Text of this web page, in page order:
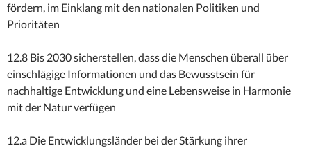
fördern, im Einklang mit den nationalen Politiken und
Prioritäten
12.8 Bis 2030 sicherstellen, dass die Menschen überall über
einschlägige Informationen und das Bewusstsein für
nachhaltige Entwicklung und eine Lebensweise in Harmonie
mit der Natur verfügen
12.a Die Entwicklungsländer bei der Stärkung ihrer